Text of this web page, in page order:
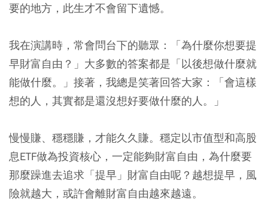
要的地方，此生才不會留下遺憾。
我在演講時，常會問台下的聽眾：「為什麼你想要提
早財富自由？」大多數的答案都是「以後想做什麼就
能做什麼。」接著，我總是笑著回答大家：「會這樣
想的人，其實都是還沒想好要做什麼的人。」
慢慢賺、穩穩賺，才能久久賺。穩定以市值型和高股
息ETF做為投資核心，一定能夠財富自由，為什麼要
那麼躁進去追求「提早」財富自由呢？越想提早，風
險就越大，或許會離財富自由越來越遠。